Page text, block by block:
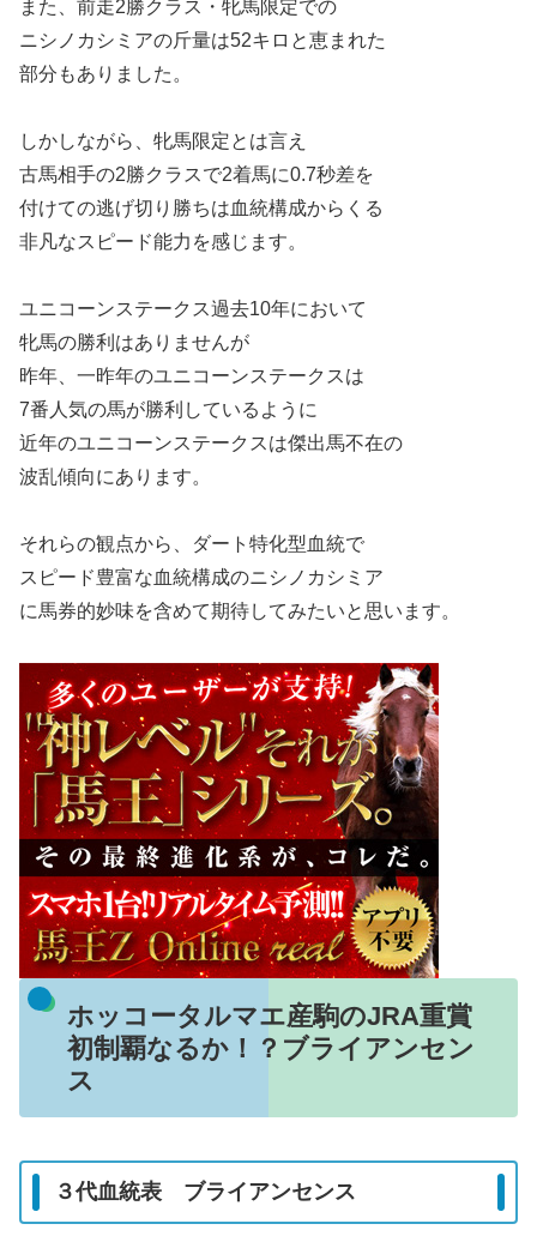
また、前走2勝クラス・牝馬限定での
ニシノカシミアの斤量は52キロと恵まれた
部分もありました。
しかしながら、牝馬限定とは言え
古馬相手の2勝クラスで2着馬に0.7秒差を
付けての逃げ切り勝ちは血統構成からくる
非凡なスピード能力を感じます。
ユニコーンステークス過去10年において
牝馬の勝利はありませんが
昨年、一昨年のユニコーンステークスは
7番人気の馬が勝利しているように
近年のユニコーンステークスは傑出馬不在の
波乱傾向にあります。
それらの観点から、ダート特化型血統で
スピード豊富な血統構成のニシノカシミア
に馬券的妙味を含めて期待してみたいと思います。
ホッコータルマエ産駒のJRA重賞
初制覇なるか！？ブライアンセン
ス
３代血統表 ブライアンセンス